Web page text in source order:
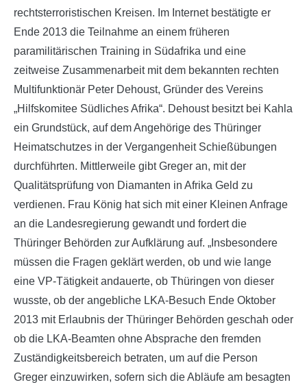
rechtsterroristischen Kreisen. Im Internet bestätigte er
Ende 2013 die Teilnahme an einem früheren
paramilitärischen Training in Südafrika und eine
zeitweise Zusammenarbeit mit dem bekannten rechten
Multifunktionär Peter Dehoust, Gründer des Vereins
„Hilfskomitee Südliches Afrika“. Dehoust besitzt bei Kahla
ein Grundstück, auf dem Angehörige des Thüringer
Heimatschutzes in der Vergangenheit Schießübungen
durchführten. Mittlerweile gibt Greger an, mit der
Qualitätsprüfung von Diamanten in Afrika Geld zu
verdienen. Frau König hat sich mit einer Kleinen Anfrage
an die Landesregierung gewandt und fordert die
Thüringer Behörden zur Aufklärung auf. „Insbesondere
müssen die Fragen geklärt werden, ob und wie lange
eine VP-Tätigkeit andauerte, ob Thüringen von dieser
wusste, ob der angebliche LKA-Besuch Ende Oktober
2013 mit Erlaubnis der Thüringer Behörden geschah oder
ob die LKA-Beamten ohne Absprache den fremden
Zuständigkeitsbereich betraten, um auf die Person
Greger einzuwirken, sofern sich die Abläufe am besagten